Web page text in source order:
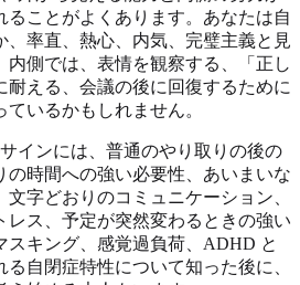
ることがよくあります。あなたは自
、率直、熱心、内気、完璧主義と見
内側では、表情を観察する、「正し
耐える、会議の後に回復するために
いるかもしれません。
インには、普通のやり取りの後の
の時間への強い必要性、あいまいな
字どおりのコミュニケーション、
レス、予定が突然変わるときの強い
スキング、感覚過負荷、ADHD と
自閉症特性について知った後に、